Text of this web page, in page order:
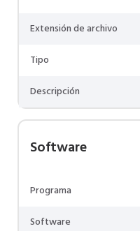
Extensión de archivo
Tipo
Descripción
Software
Programa
Software